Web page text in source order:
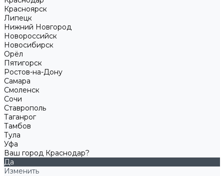
Красноярск
Липецк
Нижний Новгород
Новороссийск
Новосибирск
Орёл
Пятигорск
Ростов-на-Дону
Самара
Смоленск
Сочи
Ставрополь
Таганрог
Тамбов
Тула
Уфа
Ваш город Краснодар?
Да
Изменить